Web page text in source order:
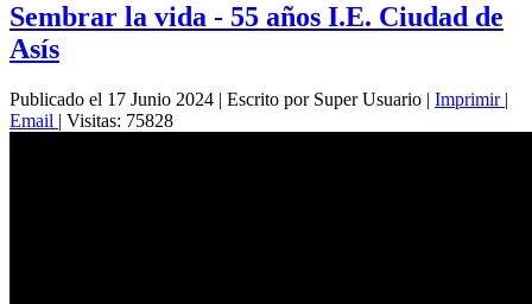
Sembrar la vida - 55 años I.E. Ciudad de
Asís
Publicado el 17 Junio 2024 | Escrito por Super Usuario | Imprimir |
Email | Visitas: 75828